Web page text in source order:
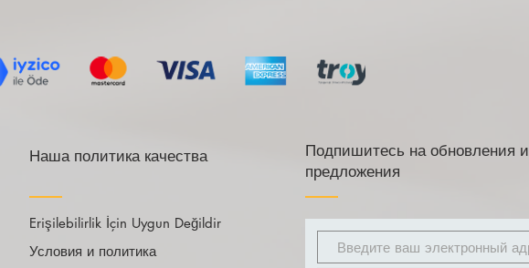
Подпишитесь на обновления и
предложения
Наша политика качества
Условия и политика
Erişilebilirlik İçin Uygun Değildir